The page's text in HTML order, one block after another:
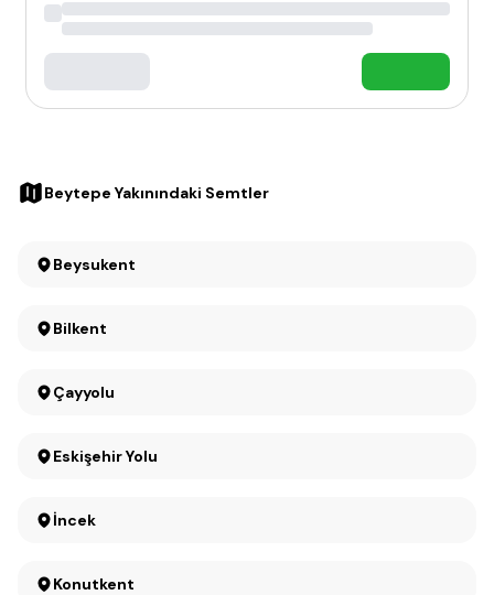
Beytepe Yakınındaki Semtler
Beysukent
Bilkent
Çayyolu
Eskişehir Yolu
İncek
Konutkent